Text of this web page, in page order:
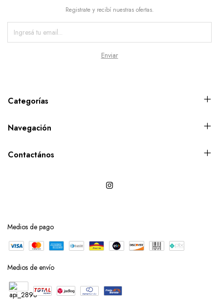
Registrate y recibí nuestras ofertas.
Categorías
Navegación
Contactános
Medios de pago
Medios de envío